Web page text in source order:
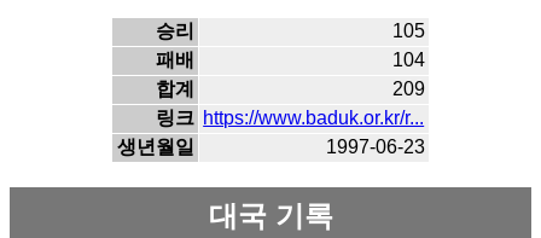
승리
105
패배
104
합계
209
링크 https://www.baduk.or.kr/r...
생년월일
1997-06-23
대국 기록